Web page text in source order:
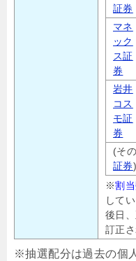
証券
マネ
ック
ス証
券
岩井
コス
モ証
券
(そ
証券)
※割
して
後日
訂正
※抽選配分は過去の個